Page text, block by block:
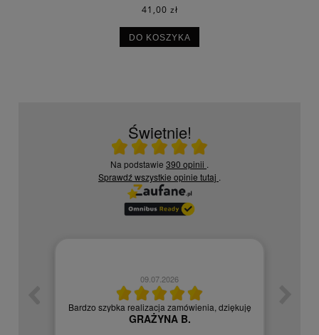
41,00 zł
DO KOSZYKA
Świetnie!
Ocena średnia 5 na 5
Na podstawie 390 opinii .
Sprawdź wszystkie opinie tutaj .
09.07.2026
Bardzo szybka realizacja zamówienia, dziękuję
GRAŻYNA B.